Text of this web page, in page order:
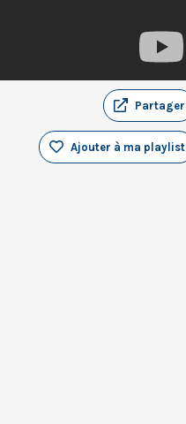
Partager
Ajouter à ma playlist